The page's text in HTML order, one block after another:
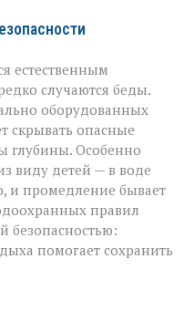
естественным
случаются беды.
оборудованных
скрывать опасные
глубины. Особенно
виду детей — в воде
и промедление бывает
правил
безопасностью:
помогает сохранить